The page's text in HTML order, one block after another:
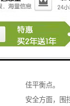
工现场。
租赁模式不仅
束后围挡存放
安全与美观的
佳平衡点。
安全方面，围